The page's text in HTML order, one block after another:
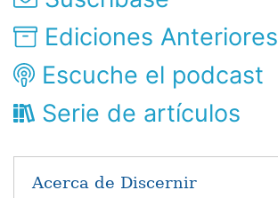
Ediciones Anteriores
Escuche el podcast
Serie de artículos
Acerca de Discernir